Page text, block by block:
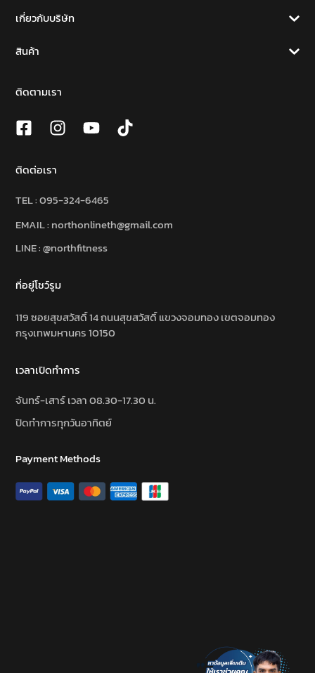
เกี่ยวกับบริษัท
สินค้า
ติดตามเรา
ติดต่อเรา
TEL :095-324-6465
EMAIL : northonlineth@gmail.com
LINE : @northfitness
ที่อยู่โชว์รูม
119 ซอยสุขสวัสดิ์ 14 ถนนสุขสวัสดิ์ แขวงจอมทอง เขตจอมทอง
กรุงเทพมหานคร 10150
เวลาเปิดทำการ
จันทร์-เสาร์ เวลา 08.30-17.30 น.
ปิดทำการทุกวันอาทิตย์
Payment Methods